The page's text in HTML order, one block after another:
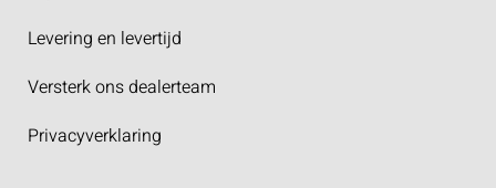
Levering en levertijd
Versterk ons dealerteam
Privacyverklaring